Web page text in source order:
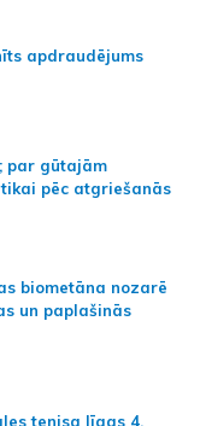
apdraudējums
par gūtajām
pēc atgriešanās
biometāna nozarē
un paplašinās
tenisa līgas 4.